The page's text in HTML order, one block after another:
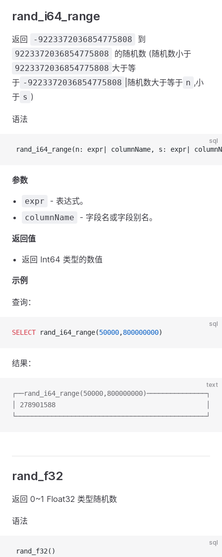
rand_i64_range
返回 -9223372036854775808 到
9223372036854775808 的随机数 (随机数小于
9223372036854775808 大于等
于 -9223372036854775808 |随机数大于等于 n ,小
于 s )
语法
sql
rand_i64_range(n: expr| columnName, s: expr|
参数
expr - 表达式。
columnName - 字段名或字段别名。
返回值
返回 Int64 类型的数值
示例
查询：
sql
SELECT rand_i64_range(50000,800000000)
结果：
text
┌──rand_i64_range(50000,800000000)───────────────┐
│ 278901588                                      │
└────────────────────────────────────────────────┘
rand_f32
返回 0~1 Float32 类型随机数
语法
sql
rand_f32()